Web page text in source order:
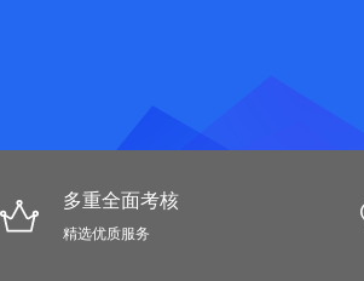
多重全面考核
精选优质服务